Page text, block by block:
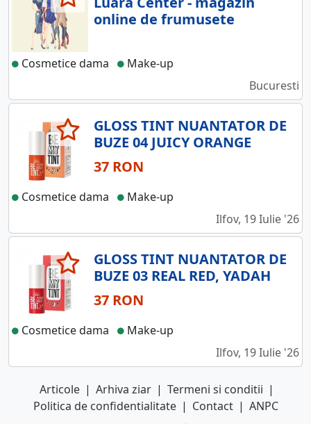
online de frumusete
Cosmetice dama
Make-up
Bucuresti
GLOSS TINT NUANTATOR DE
BUZE 04 JUICY ORANGE
37 RON
Cosmetice dama
Make-up
Ilfov, 19 Iulie '26
GLOSS TINT NUANTATOR DE
BUZE 03 REAL RED, YADAH
37 RON
Cosmetice dama
Make-up
Ilfov, 19 Iulie '26
Articole | Arhiva ziar | Termeni si conditii |
Politica de confidentialitate | Contact | ANPC